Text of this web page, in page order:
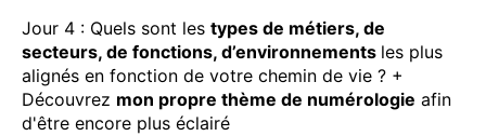
Jour 4 : Quels sont les types de métiers, de
secteurs, de fonctions, d’environnements les plus
alignés en fonction de votre chemin de vie ? +
Découvrez mon propre thème de numérologie afin
d'être encore plus éclairé